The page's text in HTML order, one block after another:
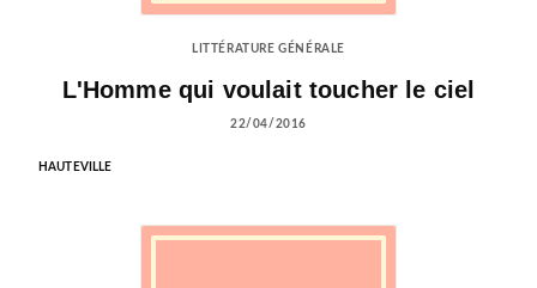
LITTÉRATURE GÉNÉRALE
L'Homme qui voulait toucher le ciel
22/04/2016
HAUTEVILLE